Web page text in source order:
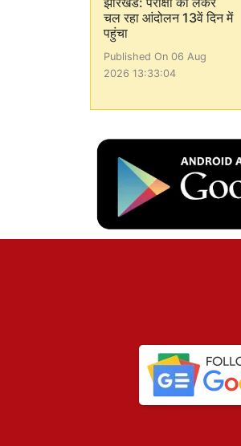
चल रहा आंदोलन 13वें दिन में
पहुंचा
Published On 06 Aug
2026 13:33:04